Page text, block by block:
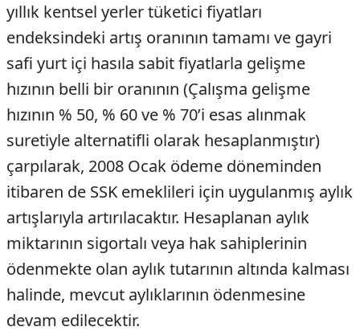
yıllık kentsel yerler tüketici fiyatları
endeksindeki artış oranının tamamı ve gayri
safi yurt içi hasıla sabit fiyatlarla gelişme
hızının belli bir oranının (Çalışma gelişme
hızının % 50, % 60 ve % 70’i esas alınmak
suretiyle alternatifli olarak hesaplanmıştır)
çarpılarak, 2008 Ocak ödeme döneminden
itibaren de SSK emeklileri için uygulanmış aylık
artışlarıyla artırılacaktır. Hesaplanan aylık
miktarının sigortalı veya hak sahiplerinin
ödenmekte olan aylık tutarının altında kalması
halinde, mevcut aylıklarının ödenmesine
devam edilecektir.